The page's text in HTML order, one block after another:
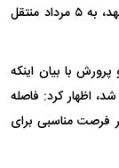
شود، به دلیل همزمانی با مراسم پیش‌بینی‌شده در مشهد، به ۵ مرداد منتقل
با بیان اینکه
برگزار خواهد شد، اظهار کرد: فاصله
فرصت مناسبی برای